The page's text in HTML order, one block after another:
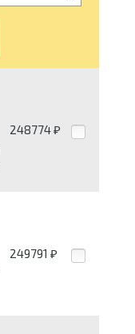
248774 ₽
249791 ₽